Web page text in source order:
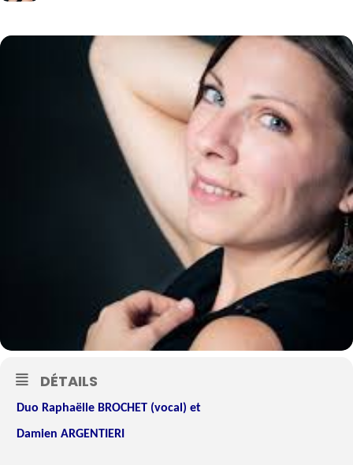
DÉTAILS
Duo Raphaëlle BROCHET (vocal) et
Damien ARGENTIERI